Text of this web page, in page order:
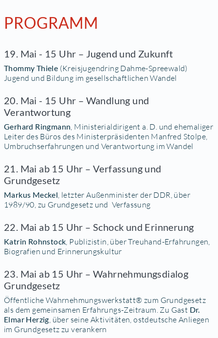
PROGRAMM
19. Mai - 15 Uhr – Jugend und Zukunft
Thommy Thiele (Kreisjugendring Dahme-Spreewald)
Jugend und Bildung im gesellschaftlichen Wandel
20. Mai - 15 Uhr – Wandlung und
Verantwortung
Gerhard Ringmann, Ministerialdirigent a. D. und ehemaliger
Leiter des Büros des Ministerpräsidenten Manfred Stolpe,
Umbruchserfahrungen und Verantwortung im Wandel
21. Mai ab 15 Uhr – Verfassung und
Grundgesetz
Markus Meckel, letzter Außenminister der DDR, über
1989/90, zu Grundgesetz und Verfassung
22. Mai ab 15 Uhr – Schock und Erinnerung
Katrin Rohnstock, Publizistin, über Treuhand-Erfahrungen,
Biografien und Erinnerungskultur
23. Mai ab 15 Uhr – Wahrnehmungsdialog
Grundgesetz
Öffentliche Wahrnehmungswerkstatt® zum Grundgesetz
als dem gemeinsamen Erfahrungs-Zeitraum. Zu Gast Dr.
Elmar Herzig, über seine Aktivitäten, ostdeutsche Anliegen
im Grundgesetz zu verankern